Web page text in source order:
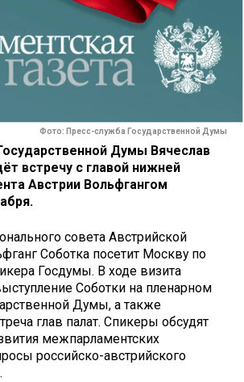
Фото: Пресс-служба Государственной Думы
Думы Вячеслав
встречу с главой нижней
Австрии Вольфгангом
совета Австрийской
Соботка посетит Москву по
Госдумы. В ходе визита
Соботки на пленарном
Думы, а также
глав палат. Спикеры обсудят
межпарламентских
российско-австрийского